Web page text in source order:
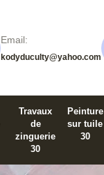
Email:
kodyduculty@yahoo.com
Travaux
de
zinguerie
30
Peinture
sur tuile
30